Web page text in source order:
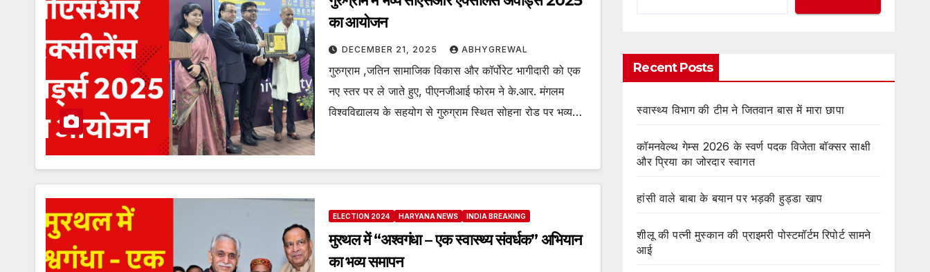
का आयोजन
DECEMBER 21, 2025 ABHYGREWAL
गुरुग्राम ,जतिन सामाजिक विकास और कॉर्पोरेट भागीदारी को एक
नए स्तर पर ले जाते हुए, पीएनजीआई फोरम ने के.आर. मंगलम
विश्वविद्यालय के सहयोग से गुरुग्राम स्थित सोहना रोड पर भव्य…
ELECTION 2024 HARYANA NEWS INDIA BREAKING
मुरथल में “अश्वगंधा – एक स्वास्थ्य संवर्धक” अभियान
का भव्य समापन
Recent Posts
स्वास्थ्य विभाग की टीम ने जितवान बास में मारा छापा
कॉमनवेल्थ गेम्स 2026 के स्वर्ण पदक विजेता बॉक्सर साक्षी
और प्रिया का जोरदार स्वागत
हांसी वाले बाबा के बयान पर भड़की हुड्डा खाप
शीलू की पत्नी मुस्कान की प्राइमरी पोस्टमॉर्टम रिपोर्ट सामने
आई